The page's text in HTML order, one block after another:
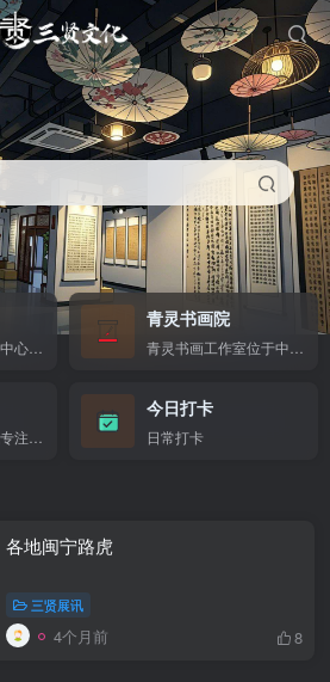
青灵书画院
今日打卡
日常打卡
各地闽宁路虎
三贤展讯
4个月前 8